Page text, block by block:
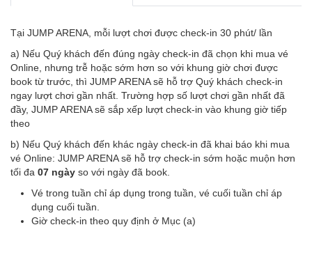
Tại JUMP ARENA, mỗi lượt chơi được check-in 30 phút/ lần
a) Nếu Quý khách đến đúng ngày check-in đã chọn khi mua vé
Online, nhưng trễ hoặc sớm hơn so với khung giờ chơi được
book từ trước, thì JUMP ARENA sẽ hỗ trợ Quý khách check-in
ngay lượt chơi gần nhất. Trường hợp số lượt chơi gần nhất đã
đầy, JUMP ARENA sẽ sắp xếp lượt check-in vào khung giờ tiếp
theo
b) Nếu Quý khách đến khác ngày check-in đã khai báo khi mua
vé Online: JUMP ARENA sẽ hỗ trợ check-in sớm hoặc muộn hơn
tối đa 07 ngày so với ngày đã book.
Vé trong tuần chỉ áp dụng trong tuần, vé cuối tuần chỉ áp
dụng cuối tuần.
Giờ check-in theo quy định ở Mục (a)